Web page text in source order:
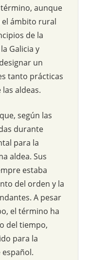
aunque
el ámbito rural
de la
Galicia y
un
tanto prácticas
aldeas.
según las
durante
para la
aldea. Sus
estaba
del orden y la
A pesar
el término ha
del tiempo,
para la